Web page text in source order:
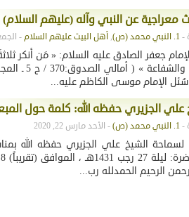
معراجية عن النبي وآله (عليهم السلام)
-1. النبي محمد (ص) , أهل البيت عليهم السلام- الجمعة
جعفر الصادق عليه السلام: « مَن أنكر
علي الجزيري حفظه الله: كلمة حول
-1. النبي محمد (ص) - الأحد مارس 22, 2020
لسماحة الشيخ علي الجزيري حفظه الله
الرحيم الحمدلله رب...